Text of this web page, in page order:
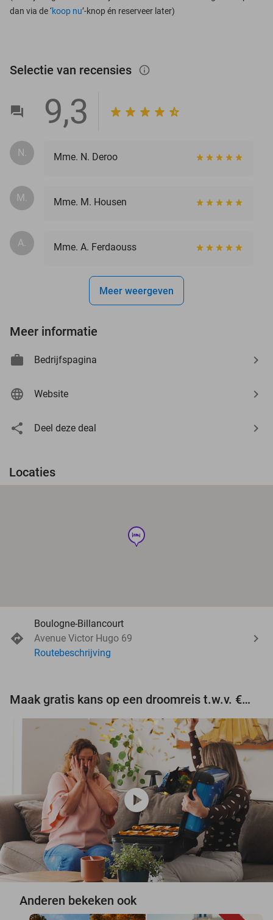
dan via de ‘koop nu’-knop én reserveer later)
Selectie van recensies info_outlined
9,3
N. Mme. N. Deroo
M. Mme. M. Housen
A. Mme. A. Ferdaouss
Meer weergeven
Meer informatie
Bedrijfspagina
Website
Deel deze deal
Locaties
hotel
Boulogne-Billancourt
Avenue Victor Hugo 69
Routebeschrijving
Maak gratis kans op een droomreis t.w.v. €3.000!
play_circle
Anderen bekeken ook